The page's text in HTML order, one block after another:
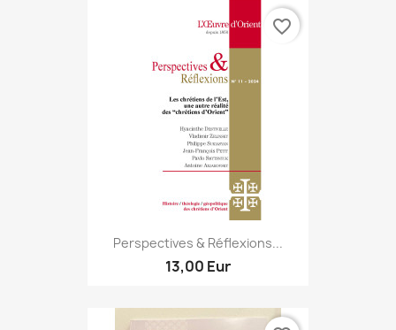
Perspectives & Réflexions...
13,00 Eur
favorite_border